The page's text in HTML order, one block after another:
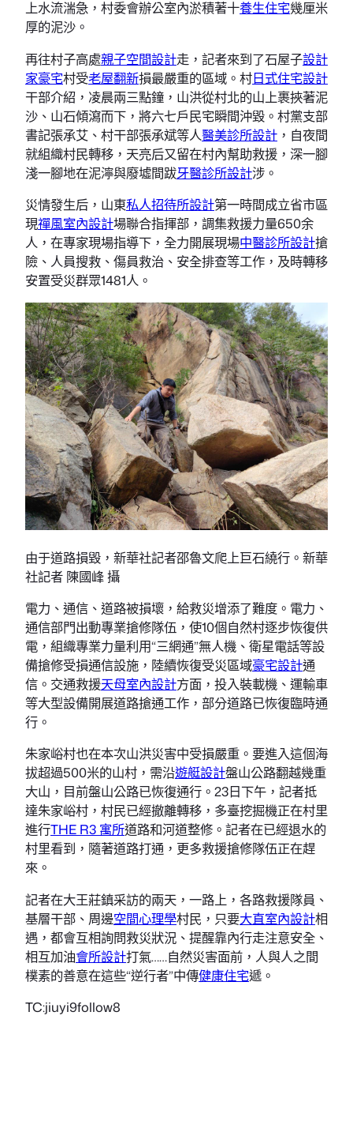
上水流湍急，村委會辦公室內淤積著十養生住宅幾厘米
厚的泥沙。
再往村子高處親子空間設計走，記者來到了石屋子設計
家豪宅村受老屋翻新損最嚴重的區域。村日式住宅設計
干部介紹，凌晨兩三點鐘，山洪從村北的山上裹挾著泥
沙、山石傾瀉而下，將六七戶民宅瞬間沖毀。村黨支部
書記張承艾、村干部張承斌等人醫美診所設計 ，自夜間
就組織村民轉移，天亮后又留在村內幫助救援，深一腳
淺一腳地在泥濘與廢墟間跋牙醫診所設計涉。
災情發生后，山東私人招待所設計第一時間成立省市區
現禪風室內設計場聯合指揮部，調集救援力量650余
人，在專家現場指導下，全力開展現場中醫診所設計搶
險、人員搜救、傷員救治、安全排查等工作，及時轉移
安置受災群眾1481人。
由于道路損毀，新華社記者邵魯文爬上巨石繞行。新華
社記者 陳國峰 攝
電力、通信、道路被損壞，給救災增添了難度。電力、
通信部門出動專業搶修隊伍，使10個自然村逐步恢復供
電，組織專業力量利用“三網通”無人機、衛星電話等設
備搶修受損通信設施，陸續恢復受災區域豪宅設計通
信。交通救援天母室內設計方面，投入裝載機、運輸車
等大型設備開展道路搶通工作，部分道路已恢復臨時通
行。
朱家峪村也在本次山洪災害中受損嚴重。要進入這個海
拔超過500米的山村，需沿遊艇設計盤山公路翻越幾重
大山，目前盤山公路已恢復通行。23日下午，記者抵
達朱家峪村，村民已經撤離轉移，多臺挖掘機正在村里
進行THE R3 寓所道路和河道整修。記者在已經退水的
村里看到，隨著道路打通，更多救援搶修隊伍正在趕
來。
記者在大王莊鎮采訪的兩天，一路上，各路救援隊員、
基層干部、周邊空間心理學村民，只要大直室內設計相
遇，都會互相詢問救災狀況、提醒靠內行走注意安全、
相互加油會所設計打氣……自然災害面前，人與人之間
樸素的善意在這些“逆行者”中傳健康住宅遞。
TC:jiuyi9follow8